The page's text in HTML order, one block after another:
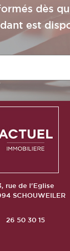
dès
est
rue de l'Eglise
SCHOUWEILER
26 50 30 15